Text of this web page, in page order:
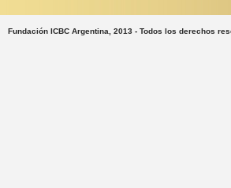
Fundación ICBC Argentina, 2013 - Todos los derechos